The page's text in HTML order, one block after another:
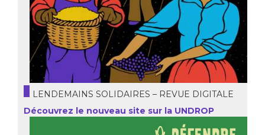
LENDEMAINS SOLIDAIRES – REVUE DIGITALE
Découvrez le nouveau site sur la UNDROP